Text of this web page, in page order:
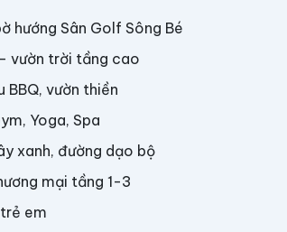
hướng Sân Golf Sông Bé
vườn trời tầng cao
BBQ, vườn thiền
Yoga, Spa
xanh, đường dạo bộ
mại tầng 1-3
em